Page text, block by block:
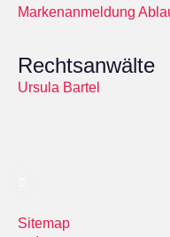
Markenanmeldung
Rechtsanwälte
Ursula Bartel
Sitemap